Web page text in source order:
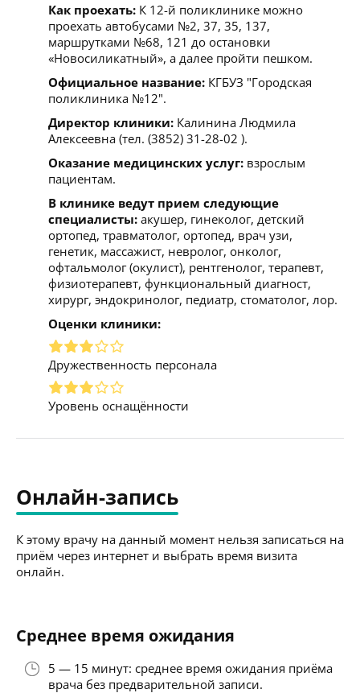
Как проехать: К 12-й поликлинике можно
проехать автобусами №2, 37, 35, 137,
маршрутками №68, 121 до остановки
«Новосиликатный», а далее пройти пешком.
Официальное название: КГБУЗ "Городская
поликлиника №12".
Директор клиники: Калинина Людмила
Алексеевна (тел. (3852) 31-28-02 ).
Оказание медицинских услуг: взрослым
пациентам.
В клинике ведут прием следующие
специалисты: акушер, гинеколог, детский
ортопед, травматолог, ортопед, врач узи,
генетик, массажист, невролог, онколог,
офтальмолог (окулист), рентгенолог, терапевт,
физиотерапевт, функциональный диагност,
хирург, эндокринолог, педиатр, стоматолог, лор.
Оценки клиники:
Дружественность персонала
Уровень оснащённости
Онлайн-запись
К этому врачу на данный момент нельзя записаться на
приём через интернет и выбрать время визита
онлайн.
Среднее время ожидания
5 — 15 минут: среднее время ожидания приёма
врача без предварительной записи.